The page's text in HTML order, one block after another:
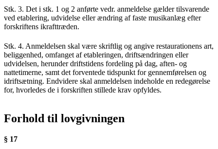
Stk. 3. Det i stk. 1 og 2 anførte vedr. anmeldelse gælder tilsvarende
ved etablering, udvidelse eller ændring af faste musikanlæg efter
forskriftens ikrafttræden.
Stk. 4. Anmeldelsen skal være skriftlig og angive restaurationens art,
beliggenhed, omfanget af etableringen, driftsændringen eller
udvidelsen, herunder driftstidens fordeling på dag, aften- og
nattetimerne, samt det forventede tidspunkt for gennemførelsen og
idriftsætning. Endvidere skal anmeldelsen indeholde en redegørelse
for, hvorledes de i forskriften stillede krav opfyldes.
Forhold til lovgivningen
§ 17